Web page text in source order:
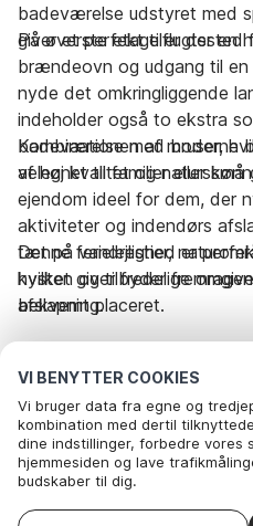
VI BENYTTER COOKIES
Vi bruger data fra egne og
kombination med dertil
dine indstillinger, forbedre vores
hjemmesiden og lave
budskaber til dig.
hvilke af vores valgfrie cookies
badeværelse udstyret med
giver et perfekt tilflugtssted
På øverste etage er der en
brændeovn og udgang til en
nyde det omkringliggende
indeholder også to ekstra
badeværelse med bruser,
velegnet til familier eller små
Kombinationen af moderne
af høj kvalitet og
ejendom ideel for dem, der
aktiviteter og indendørs
tæt på vandrestier,
hvilket giver fredelige
bekvemt placeret.
Denne ferielejlighed er
kysten og tilbyder
afslapning.
arbejdsgrupper ikke er tilladt.
Rejseperiode og gæster